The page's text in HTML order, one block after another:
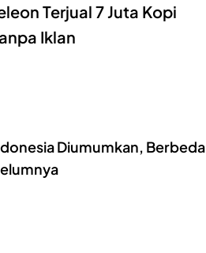
Terjual 7 Juta Kopi
Iklan
Diumumkan, Berbeda